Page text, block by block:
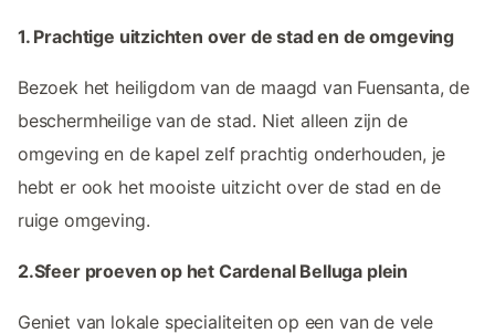
1. Prachtige uitzichten over de stad en de omgeving
Bezoek het heiligdom van de maagd van Fuensanta, de
beschermheilige van de stad. Niet alleen zijn de
omgeving en de kapel zelf prachtig onderhouden, je
hebt er ook het mooiste uitzicht over de stad en de
ruige omgeving.
2.Sfeer proeven op het Cardenal Belluga plein
Geniet van lokale specialiteiten op een van de vele